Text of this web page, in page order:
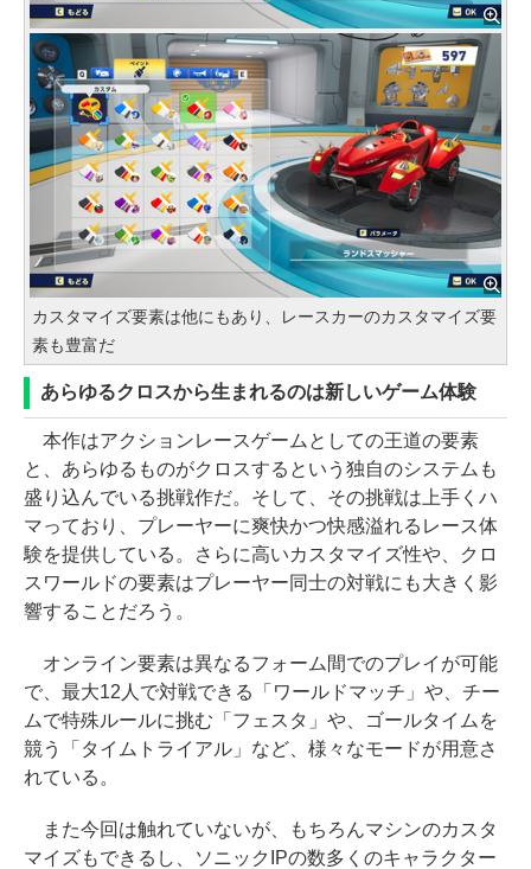
カスタマイズ要素は他にもあり、レースカーのカスタマイズ要
素も豊富だ
あらゆるクロスから生まれるのは新しいゲーム体験
本作はアクションレースゲームとしての王道の要素
と、あらゆるものがクロスするという独自のシステムも
盛り込んでいる挑戦作だ。そして、その挑戦は上手くハ
マっており、プレーヤーに爽快かつ快感溢れるレース体
験を提供している。さらに高いカスタマイズ性や、クロ
スワールドの要素はプレーヤー同士の対戦にも大きく影
響することだろう。
オンライン要素は異なるフォーム間でのプレイが可能
で、最大12人で対戦できる「ワールドマッチ」や、チー
ムで特殊ルールに挑む「フェスタ」や、ゴールタイムを
競う「タイムトライアル」など、様々なモードが用意さ
れている。
また今回は触れていないが、もちろんマシンのカスタ
マイズもできるし、ソニックIPの数多くのキャラクター